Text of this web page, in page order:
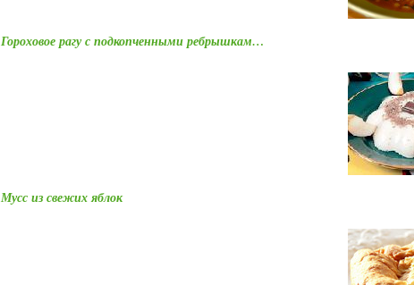
Гороховое рагу с подкопченными ребрышкам…
Мусс из свежих яблок